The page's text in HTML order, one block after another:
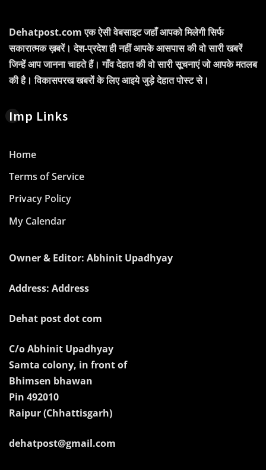
Dehatpost.com एक ऐसी वेबसाइट जहाँ आपको मिलेगी सिर्फ
सकारात्मक ख़बरें। देश-प्रदेश ही नहीं आपके आसपास की वो सारी खबरें
जिन्हें आप जानना चाहते हैं। गाँव देहात की वो सारी सूचनाएं जो आपके मतलब
की है। विकासपरख खबरों के लिए आइये जुड़े देहात पोस्ट से।
Imp Links
Home
Terms of Service
Privacy Policy
My Calendar
Owner & Editor: Abhinit Upadhyay
Address: Address
Dehat post dot com
C/o Abhinit Upadhyay
Samta colony, in front of
Bhimsen bhawan
Pin 492010
Raipur (Chhattisgarh)
dehatpost@gmail.com